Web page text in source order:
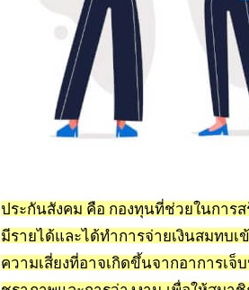
ประกันสังคม คือ กองทุนที่ช่วยในการ
มีรายได้และได้ทำการจ่ายเงินสมทบเ
ความเสี่ยงที่อาจเกิดขึ้นจากอาการเ